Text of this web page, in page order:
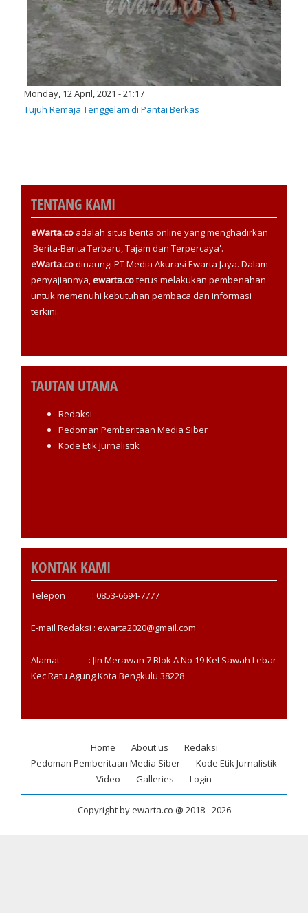
Monday, 12 April, 2021 - 21:17
Tujuh Remaja Tenggelam di Pantai Berkas
TENTANG KAMI
eWarta.co adalah situs berita online yang menghadirkan
'Berita-Berita Terbaru, Tajam dan Terpercaya'.
eWarta.codinaungi PT Media Akurasi Ewarta Jaya. Dalam
penyajiannya,ewarta.coterus melakukan pembenahan
untuk memenuhi kebutuhan pembaca dan informasi
terkini.
TAUTAN UTAMA
Redaksi
Pedoman Pemberitaan Media Siber
Kode Etik Jurnalistik
KONTAK KAMI
Telepon : 0853-6694-7777
E-mail Redaksi : ewarta2020@gmail.com
Alamat : Jln Merawan 7 Blok A No 19 Kel Sawah Lebar
Kec Ratu Agung Kota Bengkulu 38228
Footer
Home About us
Redaksi
Pedoman Pemberitaan Media Siber
Kode Etik Jurnalistik
Video
Galleries Login
Copyright by ewarta.co @ 2018 -2026